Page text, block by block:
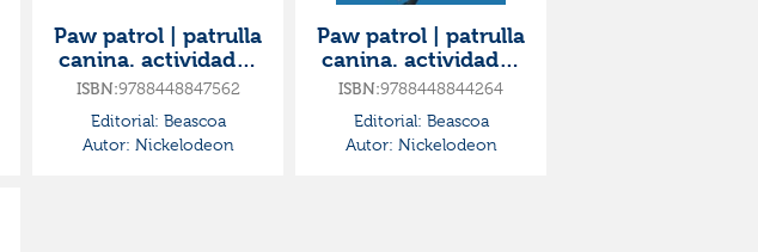
Paw patrol | patrulla
canina. actividades
- el gran libro de
ISBN:9788448847562
Editorial: Beascoa
Autor: Nickelodeon
Paw patrol | patrulla
canina. actividades
- el gran libro de
ISBN:9788448844264
Editorial: Beascoa
Autor: Nickelodeon